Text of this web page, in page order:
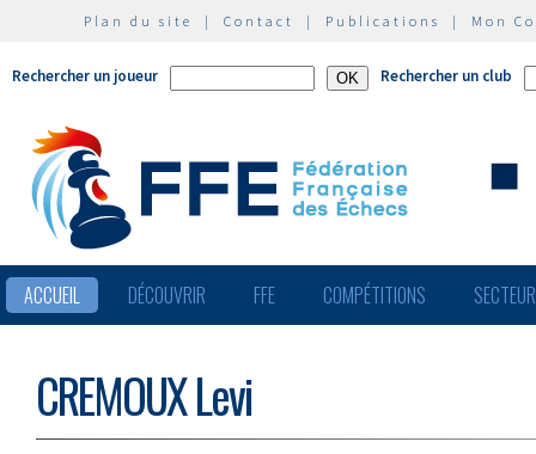
Plan du site | Contact | Publications | Mon
Rechercher un joueur Rechercher un club
ACCUEIL DÉCOUVRIR FFE COMPÉTITIONS
CREMOUX Levi